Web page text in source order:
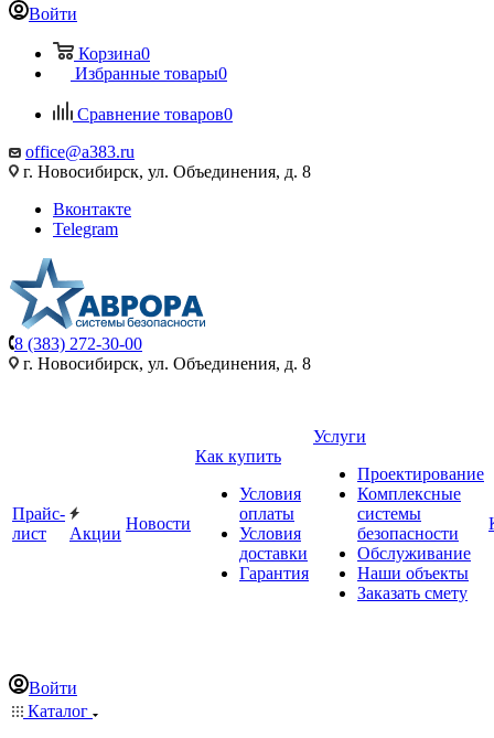
Войти
Корзина0
Избранные товары0
Сравнение товаров0
office@a383.ru
г. Новосибирск, ул. Объединения, д. 8
Вконтакте
Telegram
8 (383) 272-30-00
г. Новосибирск, ул. Объединения, д. 8
Прайс-
лист
Акции
Новости
Как купить
Условия
оплаты
Условия
доставки
Гарантия
Услуги
Проектирование
Комплексные
системы
безопасности
Обслуживание
Наши объекты
Заказать смету
Войти
Каталог